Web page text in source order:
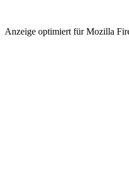
Anzeige optimiert für Mozilla